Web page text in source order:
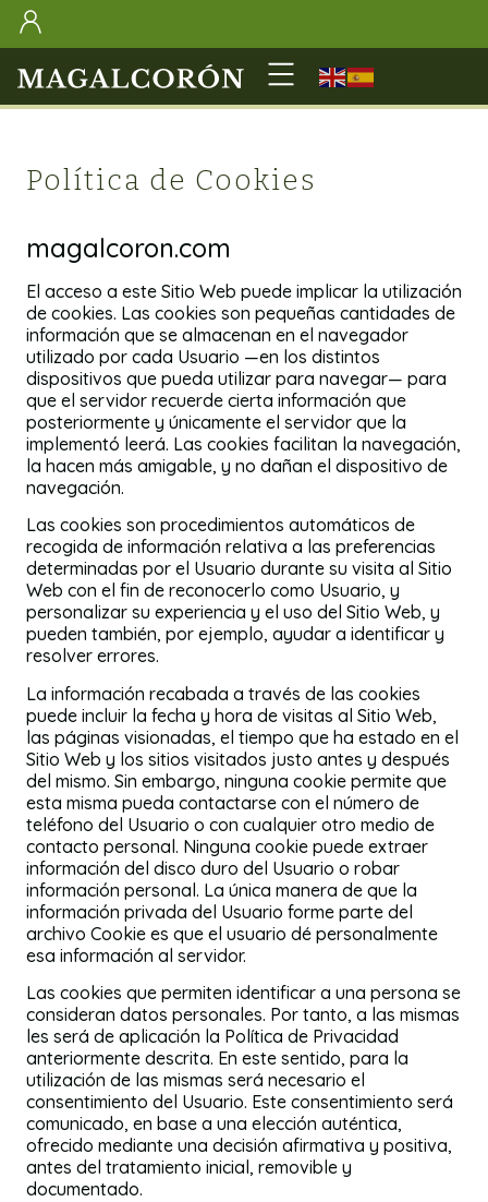
Política de Cookies
magalcoron.com
El acceso a este Sitio Web puede implicar la utilización
de cookies. Las cookies son pequeñas cantidades de
información que se almacenan en el navegador
utilizado por cada Usuario —en los distintos
dispositivos que pueda utilizar para navegar— para
que el servidor recuerde cierta información que
posteriormente y únicamente el servidor que la
implementó leerá. Las cookies facilitan la navegación,
la hacen más amigable, y no dañan el dispositivo de
navegación.
Las cookies son procedimientos automáticos de
recogida de información relativa a las preferencias
determinadas por el Usuario durante su visita al Sitio
Web con el fin de reconocerlo como Usuario, y
personalizar su experiencia y el uso del Sitio Web, y
pueden también, por ejemplo, ayudar a identificar y
resolver errores.
La información recabada a través de las cookies
puede incluir la fecha y hora de visitas al Sitio Web,
las páginas visionadas, el tiempo que ha estado en el
Sitio Web y los sitios visitados justo antes y después
del mismo. Sin embargo, ninguna cookie permite que
esta misma pueda contactarse con el número de
teléfono del Usuario o con cualquier otro medio de
contacto personal. Ninguna cookie puede extraer
información del disco duro del Usuario o robar
información personal. La única manera de que la
información privada del Usuario forme parte del
archivo Cookie es que el usuario dé personalmente
esa información al servidor.
Las cookies que permiten identificar a una persona se
consideran datos personales. Por tanto, a las mismas
les será de aplicación la Política de Privacidad
anteriormente descrita. En este sentido, para la
utilización de las mismas será necesario el
consentimiento del Usuario. Este consentimiento será
comunicado, en base a una elección auténtica,
ofrecido mediante una decisión afirmativa y positiva,
antes del tratamiento inicial, removible y
documentado.